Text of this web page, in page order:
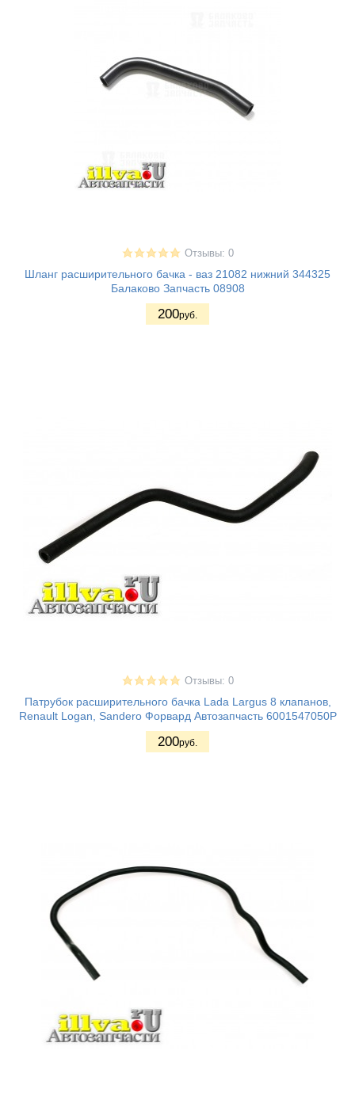
Отзывы: 0
Шланг расширительного бачка - ваз 21082 нижний 344325
Балаково Запчасть 08908
200руб.
Отзывы: 0
Патрубок расширительного бачка Lada Largus 8 клапанов,
Renault Logan, Sandero Форвард Автозапчасть 6001547050Р
200руб.